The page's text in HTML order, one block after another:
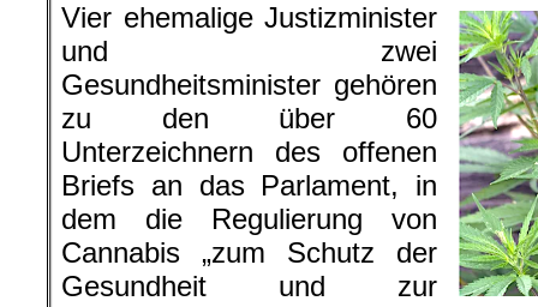
Vier ehemalige Justizminister
und zwei
Gesundheitsminister gehören
zu den über 60
Unterzeichnern des offenen
Briefs an das Parlament, in
dem die Regulierung von
Cannabis „zum Schutz der
Gesundheit und zur